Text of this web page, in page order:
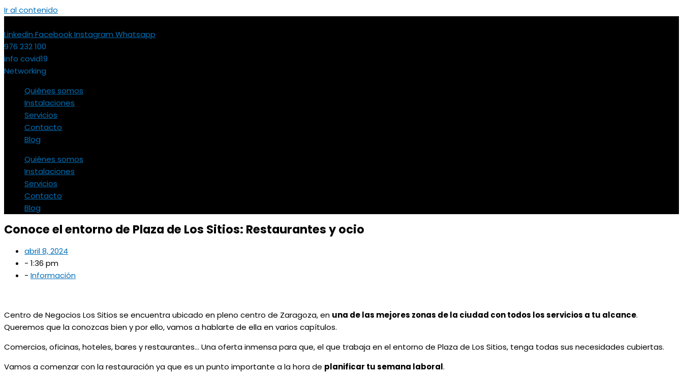
Ir al contenido
Linkedin FacebookInstagram Whatsapp
976 232 100
info covid19
Networking
Quiénes somos
Instalaciones
Servicios
Contacto
Blog
Quiénes somos
Instalaciones
Servicios
Contacto
Blog
Conoce el entorno de Plaza de Los Sitios: Restaurantes y ocio
abril 8, 2024
- 1:36 pm
- Información
Centro de Negocios Los Sitios se encuentra ubicado en pleno centro de Zaragoza, en una de las mejores zonas de la ciudad con todos los servicios a tu alcance.
Queremos que la conozcas bien y por ello, vamos a hablarte de ella en varios capítulos.
Comercios, oficinas, hoteles, bares y restaurantes… Una oferta inmensa para que, el que trabaja en el entorno de Plaza de Los Sitios, tenga todas sus necesidades cubiertas.
Vamos a comenzar con la restauración ya que es un punto importante a la hora de planificar tu semana laboral.